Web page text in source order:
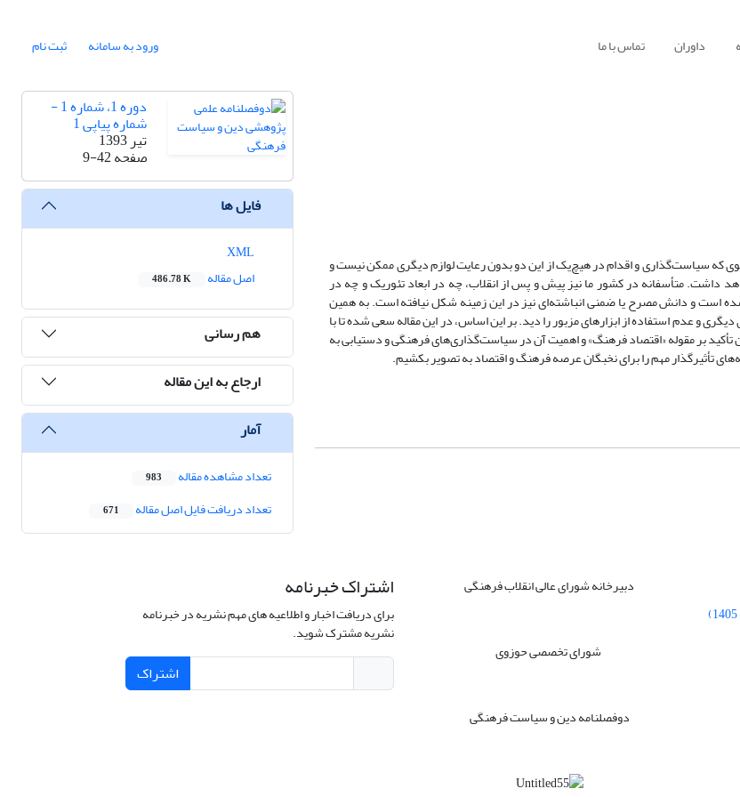
داوران تماس با ما ورود به سامانه ثبت نام
که سیاست‌گذاری و اقدام در هیچ‌یک از این دو بدون رعایت لوازم دیگری ممکن نیست و
داشت. متأسفانه در کشور ما نیز پیش و پس از انقلاب، چه در ابعاد تئوریک و چه در
است و دانش مصرح یا ضمنی انباشته‌ای نیز در این زمینه شکل نیافته است. به همین
و عدم استفاده از ابزارهای مزبور را دید. بر این اساس، در این مقاله سعی شده تا با
بر مقوله «اقتصاد فرهنگ» و اهمیت آن در سیاست‌گذاری‌های فرهنگی و دستیابی به
تأثیرگذار مهم را برای نخبگان عرصه فرهنگ و اقتصاد به تصویر بکشیم.
دوره 1، شماره 1 -
شماره پیاپی 1
تیر 1393
صفحه9-42
فایل ها
اصل مقاله
486.78 K
هم رسانی
ارجاع به این مقاله
آمار
تعداد مشاهده مقاله 983
تعداد دریافت فایل اصل مقاله 671
دبیرخانه شورای عالی انقلاب فرهنگی
شورای تخصصی حوزوی
دوفصلنامه دین و سیاست فرهنگی
اشتراک خبرنامه
برای دریافت اخبار و اطلاعیه های مهم نشریه در خبرنامه
نشریه مشترک شوید.
اشتراک